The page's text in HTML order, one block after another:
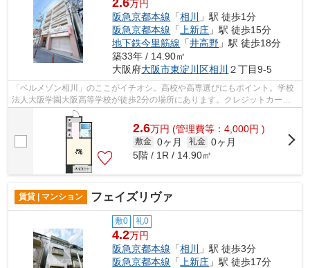
2.6万円
阪急京都本線 「相川
」駅 徒歩1分
阪急京都本線 「 上新庄 」駅 徒歩15分
地下鉄今里筋線 「井高野 」駅 徒歩18分
築33年 / 14.90㎡
大阪府大阪市東淀川区相川 ２丁目9-5
「ベルメゾン相川」のここがイチオシ。高校や高専選びにもポイント。学校
法人大阪学園大阪高等学校が徒歩2分の場所にあります。クレジットカード
で初期費用がお支払いいただけるので、...
2.6万円 (管理費等：4,000円 )
敷金 0ヶ月 礼金 0ヶ月
5階 / 1R / 14.90㎡
賃貸 | マンション フェイズリヴァ
敷0 礼0
4.2万円
阪急京都本線 「相川
」駅 徒歩3分
阪急京都本線 「 上新庄 」駅 徒歩17分